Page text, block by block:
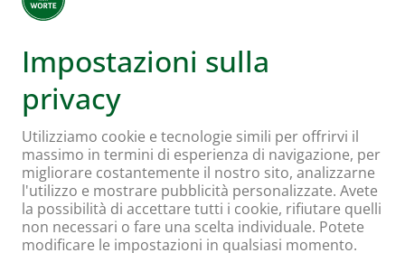
Supermercato online Coop
Supercard
Hello Family Club
Mondovino
Seguiteci su